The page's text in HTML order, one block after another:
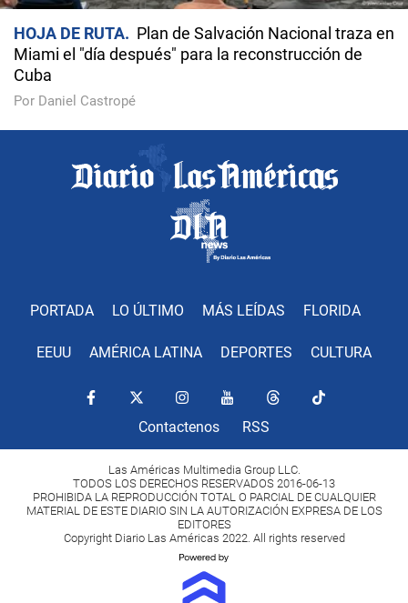
HOJA DE RUTA
Plan de Salvación Nacional traza en
Miami el "día después" para la reconstrucción de
Cuba
Por Daniel Castropé
PORTADA LO ÚLTIMO MÁS LEÍDAS FLORIDA
EEUU AMÉRICA LATINA DEPORTES CULTURA
Contactenos RSS
Las Américas Multimedia Group LLC.
TODOS LOS DERECHOS RESERVADOS 2016-06-13
PROHIBIDA LA REPRODUCCIÓN TOTAL O PARCIAL DE CUALQUIER
MATERIAL DE ESTE DIARIO SIN LA AUTORIZACIÓN EXPRESA DE LOS
EDITORES
Copyright Diario Las Américas 2022. All rights reserved